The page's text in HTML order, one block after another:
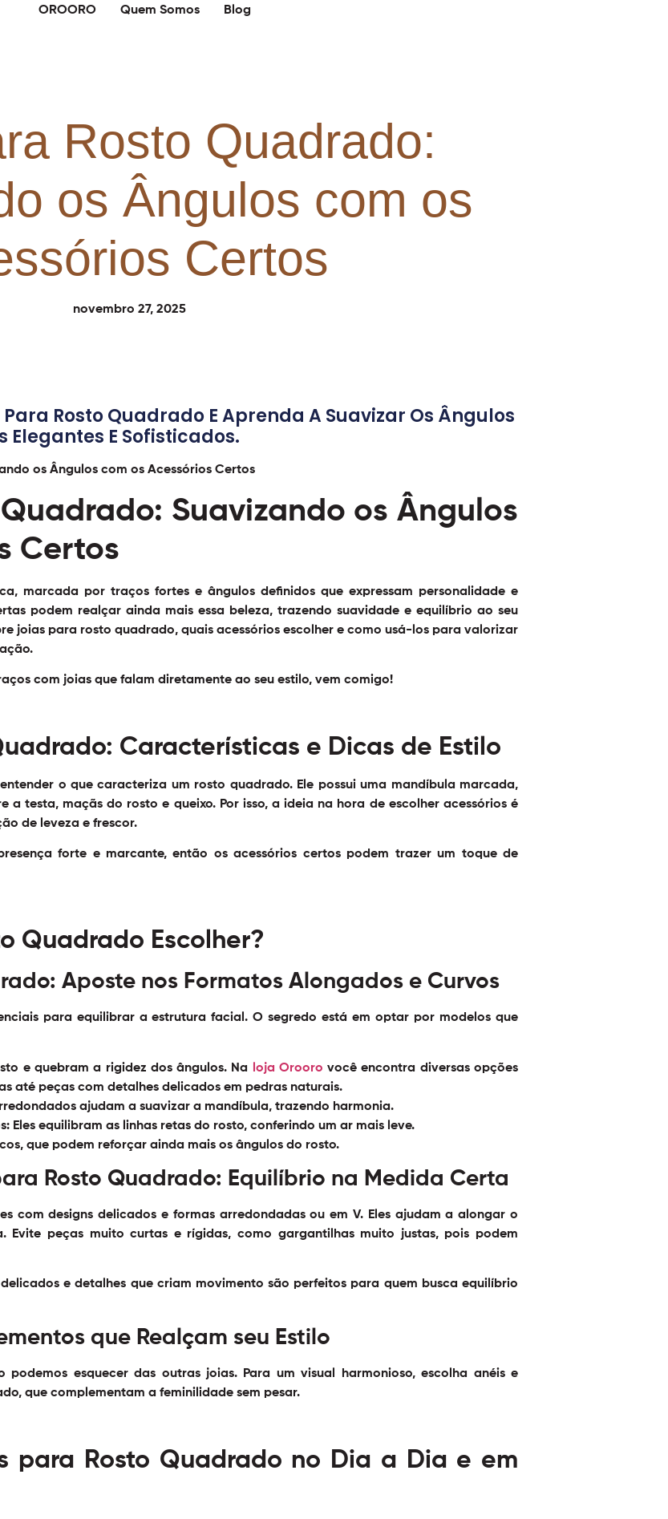
OROORO Quem Somos Blog
Rosto Quadrado:
os Ângulos com os
Certos
novembro 27, 2025
Rosto Quadrado E Aprenda A Suavizar Os Ângulos
Elegantes E Sofisticados.
Suavizando os Ângulos
Certos
marcada por traços fortes e ângulos definidos que expressam personalidade e
podem realçar ainda mais essa beleza, trazendo suavidade e equilíbrio ao seu
joias para rosto quadrado, quais acessórios escolher e como usá-los para valorizar
com joias que falam diretamente ao seu estilo, vem comigo!
Características e Dicas de Estilo
o que caracteriza um rosto quadrado. Ele possui uma mandíbula marcada,
a testa, maçãs do rosto e queixo. Por isso, a ideia na hora de escolher acessórios é
de leveza e frescor.
forte e marcante, então os acessórios certos podem trazer um toque de
Quadrado Escolher?
Aposte nos Formatos Alongados e Curvos
para equilibrar a estrutura facial. O segredo está em optar por modelos que
e quebram a rigidez dos ângulos. Na loja Orooro você encontra diversas opções
até peças com detalhes delicados em pedras naturais.
ajudam a suavizar a mandíbula, trazendo harmonia.
: Eles equilibram as linhas retas do rosto, conferindo um ar mais leve.
que podem reforçar ainda mais os ângulos do rosto.
Rosto Quadrado: Equilíbrio na Medida Certa
com designs delicados e formas arredondadas ou em V. Eles ajudam a alongar o
Evite peças muito curtas e rígidas, como gargantilhas muito justas, pois podem
e detalhes que criam movimento são perfeitos para quem busca equilíbrio
que Realçam seu Estilo
esquecer das outras joias. Para um visual harmonioso, escolha anéis e
que complementam a feminilidade sem pesar.
para Rosto Quadrado no Dia a Dia e em